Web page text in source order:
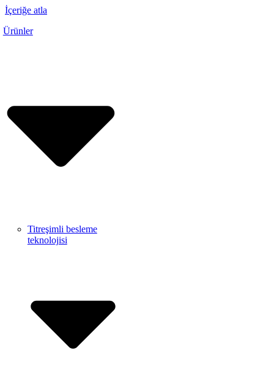
İçeriğe atla
Ürünler
Titreşimli besleme
teknolojisi